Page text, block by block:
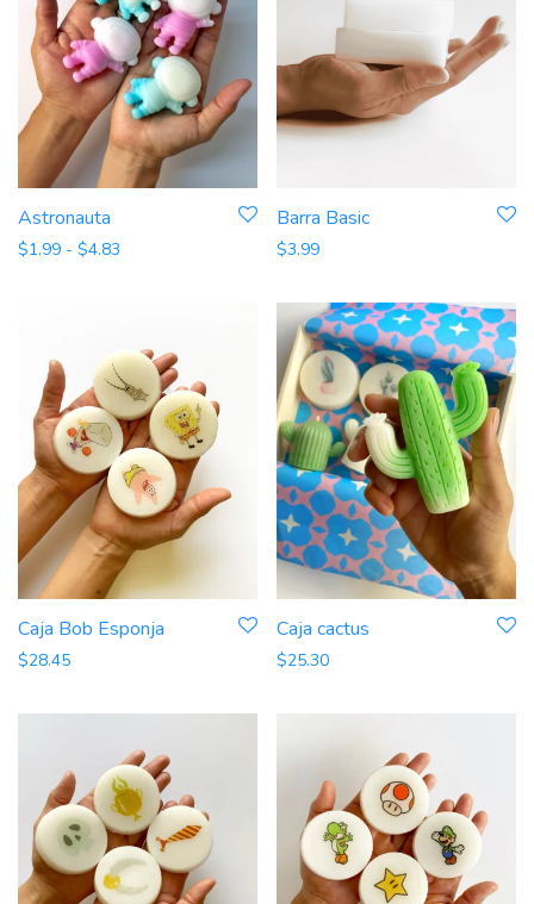
Astronauta
$1.99 - $4.83 Rango de precios: desde $1.99 hasta $4.83
Barra Basic
$3.99
Caja Bob Esponja
$28.45
Caja cactus
$25.30